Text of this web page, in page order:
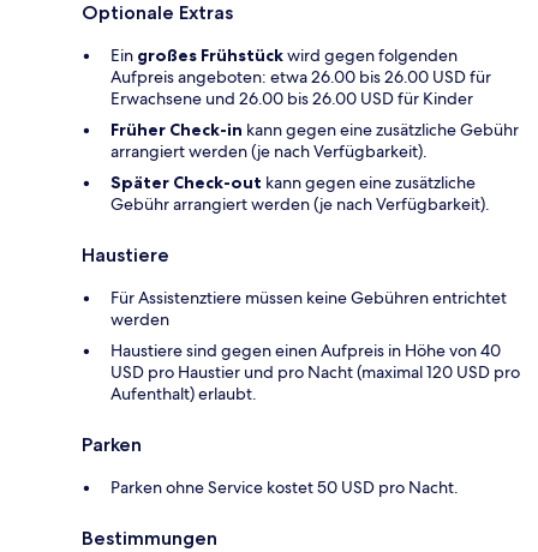
Optionale Extras
Ein großes Frühstückwird gegen folgenden
Aufpreis angeboten: etwa 26.00 bis 26.00 USD für
Erwachsene und 26.00 bis 26.00 USD für Kinder
Früher Check-in kann gegen eine zusätzliche Gebühr
arrangiert werden (je nach Verfügbarkeit).
Später Check-out kann gegen eine zusätzliche
Gebühr arrangiert werden (je nach Verfügbarkeit).
Haustiere
Für Assistenztiere müssen keine Gebühren entrichtet
werden
Haustiere sind gegen einen Aufpreis in Höhe von 40
USD pro Haustier und pro Nacht (maximal 120 USD pro
Aufenthalt) erlaubt.
Parken
Parken ohne Service kostet 50 USD pro Nacht.
Bestimmungen